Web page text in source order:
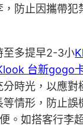
防止因攜帶犯
至多提早2-3小
台新gogo
時光，以應對
情形，防止誤
。如搭客行李